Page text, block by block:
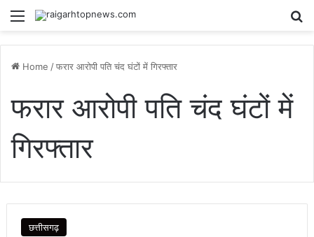
Menu
Home /फरार आरोपी पति चंद घंटों में गिरफ्तार
फरार आरोपी पति चंद घंटों में
गिरफ्तार
छत्तीसगढ़